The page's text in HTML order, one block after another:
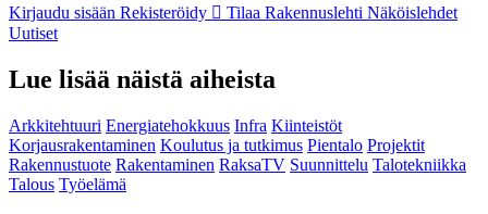
Kirjaudu sisään Rekisteröidy Tilaa Rakennuslehti Näköislehdet
Uutiset
Lue lisää näistä aiheista
Arkkitehtuuri Energiatehokkuus Infra Kiinteistöt
Korjausrakentaminen Koulutus ja tutkimus Pientalo Projektit
Rakennustuote Rakentaminen RaksaTV Suunnittelu Talotekniikka
Talous Työelämä